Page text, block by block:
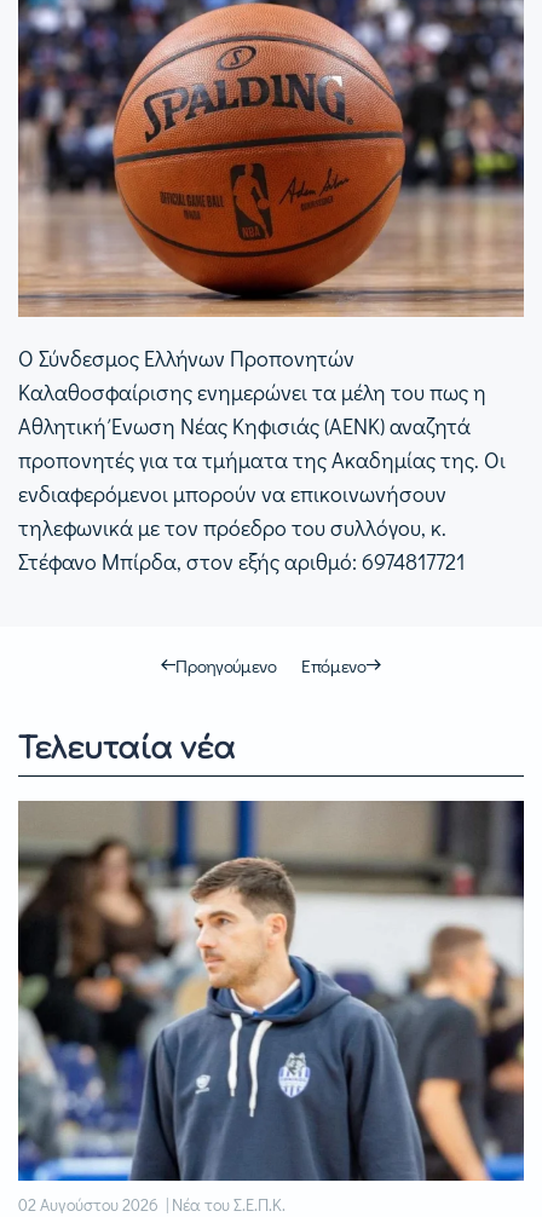
Ο Σύνδεσμος Ελλήνων Προπονητών
Καλαθοσφαίρισης ενημερώνει τα μέλη του πως η
Αθλητική Ένωση Νέας Κηφισιάς (ΑΕΝΚ) αναζητά
προπονητές για τα τμήματα της Ακαδημίας της. Οι
ενδιαφερόμενοι μπορούν να επικοινωνήσουν
τηλεφωνικά με τον πρόεδρο του συλλόγου, κ.
Στέφανο Μπίρδα, στον εξής αριθμό: 6974817721
Προηγούμενο Επόμενο
Τελευταία νέα
02 Αυγούστου 2026 | Νέα του Σ.Ε.Π.Κ.